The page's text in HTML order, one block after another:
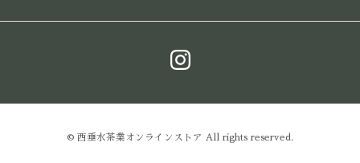
© 西垂水茶業オンラインストア All rights reserved.